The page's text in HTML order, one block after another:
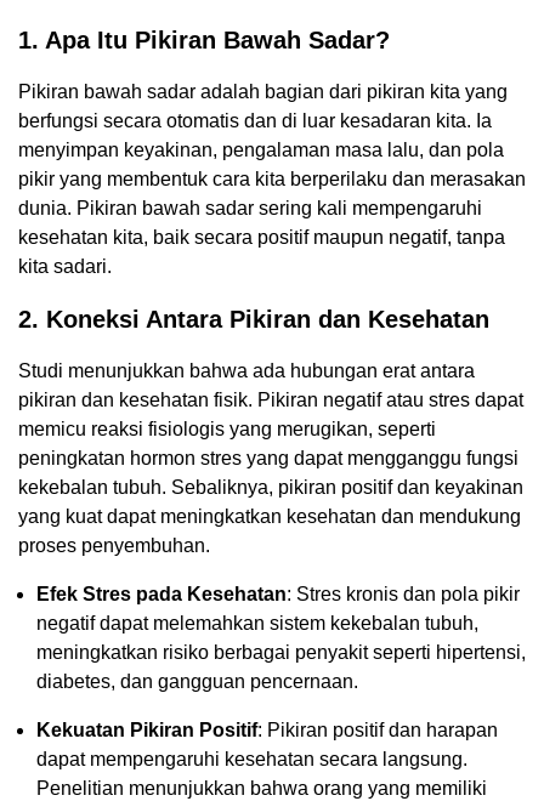
1. Apa Itu Pikiran Bawah Sadar?
Pikiran bawah sadar adalah bagian dari pikiran kita yang
berfungsi secara otomatis dan di luar kesadaran kita. Ia
menyimpan keyakinan, pengalaman masa lalu, dan pola
pikir yang membentuk cara kita berperilaku dan merasakan
dunia. Pikiran bawah sadar sering kali mempengaruhi
kesehatan kita, baik secara positif maupun negatif, tanpa
kita sadari.
2. Koneksi Antara Pikiran dan Kesehatan
Studi menunjukkan bahwa ada hubungan erat antara
pikiran dan kesehatan fisik. Pikiran negatif atau stres dapat
memicu reaksi fisiologis yang merugikan, seperti
peningkatan hormon stres yang dapat mengganggu fungsi
kekebalan tubuh. Sebaliknya, pikiran positif dan keyakinan
yang kuat dapat meningkatkan kesehatan dan mendukung
proses penyembuhan.
Efek Stres pada Kesehatan: Stres kronis dan pola pikir
negatif dapat melemahkan sistem kekebalan tubuh,
meningkatkan risiko berbagai penyakit seperti hipertensi,
diabetes, dan gangguan pencernaan.
Kekuatan Pikiran Positif: Pikiran positif dan harapan
dapat mempengaruhi kesehatan secara langsung.
Penelitian menunjukkan bahwa orang yang memiliki